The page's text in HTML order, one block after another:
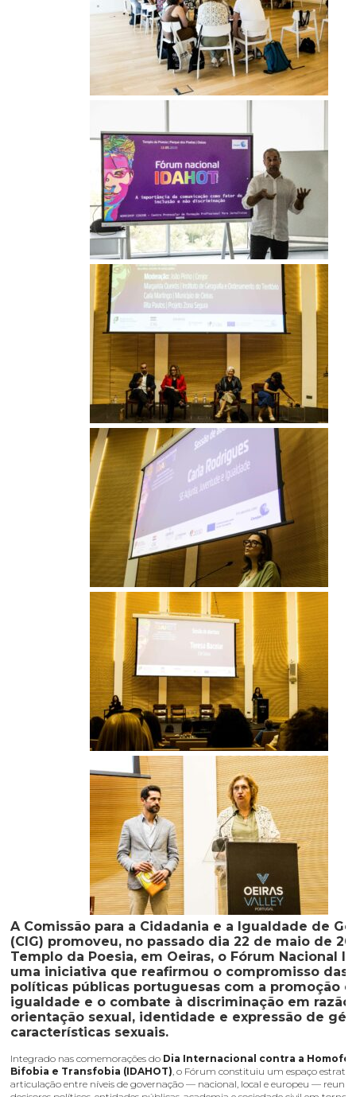
A Comissão para a Cidadania e a Igualdade de
(CIG) promoveu, no passado dia22 de maio de
Templo da Poesia, em Oeiras, o Fórum Nacional
uma iniciativa que reafirmou o compromisso das
políticas públicas portuguesas com a promoção
igualdade e o combate à discriminação em razão
orientação sexual, identidade e expressão de
características sexuais.
Integrado nas comemorações do Dia Internacional contra a
Bifobia e Transfobia (IDAHOT), o Fórum constituiu um espaço
articulação entre níveis de governação — nacional, local e europeu —